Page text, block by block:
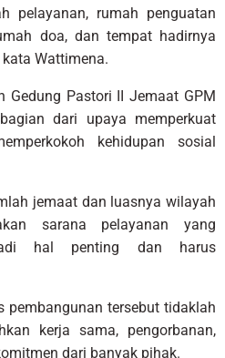
pelayanan, rumah penguatan
doa, dan tempat hadirnya
Wattimena.
Gedung Pastori II Jemaat GPM
dari upaya memperkuat
kehidupan sosial
jemaat dan luasnya wilayah
sarana pelayanan yang
hal penting dan harus
pembangunan tersebut tidaklah
kerja sama, pengorbanan,
dari banyak pihak.